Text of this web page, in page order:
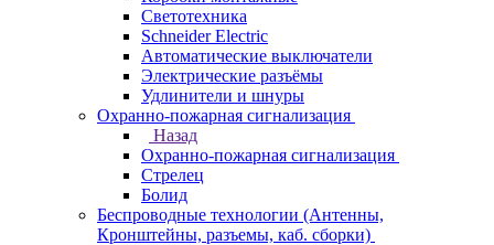
Светотехника
Schneider Electric
Автоматические выключатели
Электрические разъёмы
Удлинители и шнуры
Охранно-пожарная сигнализация
Назад
Охранно-пожарная сигнализация
Стрелец
Болид
Беспроводные технологии (Антенны,
Кронштейны, разъемы, каб. сборки)